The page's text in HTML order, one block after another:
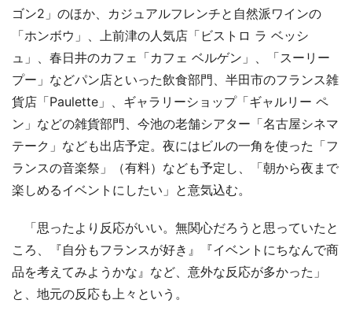
ゴン2」のほか、カジュアルフレンチと自然派ワインの
「ホンボウ」、上前津の人気店「ビストロ ラ ベッシ
ュ」、春日井のカフェ「カフェ ベルゲン」、「スーリー
プー」などパン店といった飲食部門、半田市のフランス雑
貨店「Paulette」、ギャラリーショップ「ギャルリー ペ
ン」などの雑貨部門、今池の老舗シアター「名古屋シネマ
テーク」なども出店予定。夜にはビルの一角を使った「フ
ランスの音楽祭」（有料）なども予定し、「朝から夜まで
楽しめるイベントにしたい」と意気込む。
「思ったより反応がいい。無関心だろうと思っていたと
ころ、『自分もフランスが好き』『イベントにちなんで商
品を考えてみようかな』など、意外な反応が多かった」
と、地元の反応も上々という。